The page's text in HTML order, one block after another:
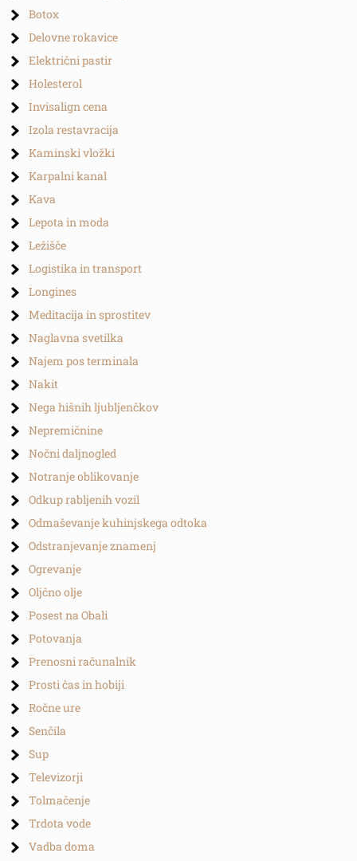
Botox
Delovne rokavice
Električni pastir
Holesterol
Invisalign cena
Izola restavracija
Kaminski vložki
Karpalni kanal
Kava
Lepota in moda
Ležišče
Logistika in transport
Longines
Meditacija in sprostitev
Naglavna svetilka
Najem pos terminala
Nakit
Nega hišnih ljubljenčkov
Nepremičnine
Nočni daljnogled
Notranje oblikovanje
Odkup rabljenih vozil
Odmaševanje kuhinjskega odtoka
Odstranjevanje znamenj
Ogrevanje
Oljčno olje
Posest na Obali
Potovanja
Prenosni računalnik
Prosti čas in hobiji
Ročne ure
Senčila
Sup
Televizorji
Tolmačenje
Trdota vode
Vadba doma